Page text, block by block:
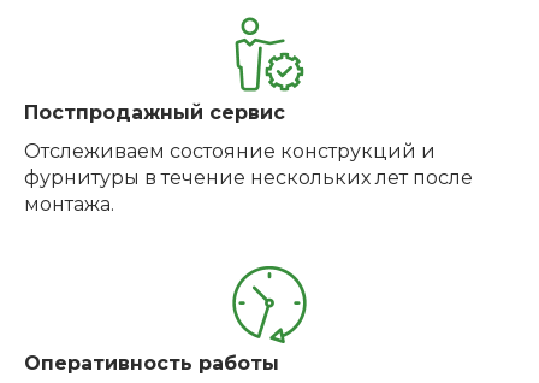
Постпродажный сервис
Отслеживаем состояние конструкций и
фурнитуры в течение нескольких лет после
монтажа.
Оперативность работы